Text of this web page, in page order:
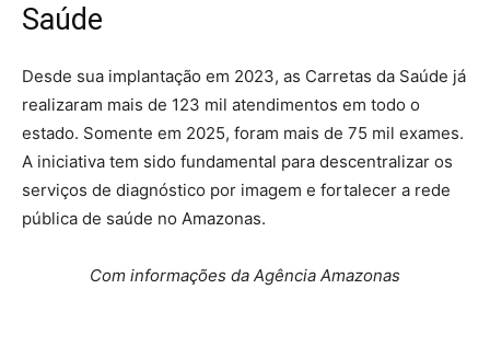
Saúde
Desde sua implantação em 2023, as Carretas da Saúde já
realizaram mais de 123 mil atendimentos em todo o
estado. Somente em 2025, foram mais de 75 mil exames.
A iniciativa tem sido fundamental para descentralizar os
serviços de diagnóstico por imagem e fortalecer a rede
pública de saúde no Amazonas.
Com informações da Agência Amazonas